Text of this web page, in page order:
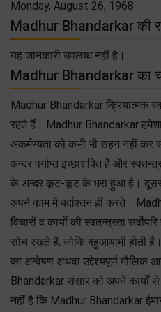
Monday, August 26, 1968
Madhur Bhandarkar की
यह जानकारी उपलब्ध नहीं है।
Madhur Bhandarkar का
Madhur Bhandarkar क्रियात्मक
रहते हैं। Madhur Bhandarkar
अकर्मण्यता को कभी भी सहन नहीं
अन्दर पर्याप्त इच्छाशक्ति है और
के अन्दर कूट-कूट के भरा हुआ है।
अपने काम में बर्दाश्तन हीं करते।
विचारों व कार्यों की स्वतन्त्रता
सोच रखते हैं, जोकि बहुआयामी होती
का अन्वेषण अथवा उद्देश्यपूर्ण
Bhandarkar संसार को अपने कार्यों
नहीं है कि Madhur Bhandarkar